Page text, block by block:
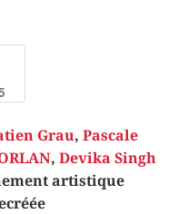
Grau, Pascale
, Devika Singh
artistique